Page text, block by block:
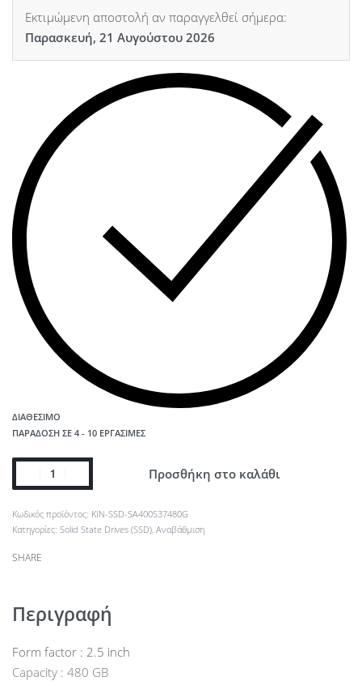
Εκτιμώμενη αποστολή αν παραγγελθεί σήμερα:
Παρασκευή, 21 Αυγούστου 2026
ΔΙΑΘΈΣΙΜΟ
ΠΑΡΆΔΟΣΗ ΣΕ 4 - 10 ΕΡΓΆΣΙΜΕΣ
Προσθήκη στο καλάθι
KIN-SSD-SA400S37480G
Κατηγορίες: Solid State Drives (SSD) Αναβάθμιση
SHARE
Περιγραφή
Form factor : 2.5 inch
Capacity : 480 GB